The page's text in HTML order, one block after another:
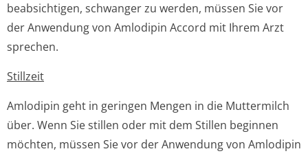
beabsichtigen, schwanger zu werden, müssen Sie vor
der Anwendung von Amlodipin Accord mit Ihrem Arzt
sprechen.
Stillzeit
Amlodipin geht in geringen Mengen in die Muttermilch
über. Wenn Sie stillen oder mit dem Stillen beginnen
möchten, müssen Sie vor der Anwendung von Amlodipin